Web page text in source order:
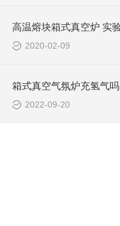
2020-02-09
箱式真空气氛炉充氢气吗
2022-09-20